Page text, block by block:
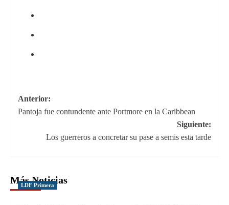
Navegación
de
entradas
Anterior:
Pantoja fue contundente ante Portmore en la Caribbean
Siguiente:
Los guerreros a concretar su pase a semis esta tarde
Más Noticias
LDF Primera